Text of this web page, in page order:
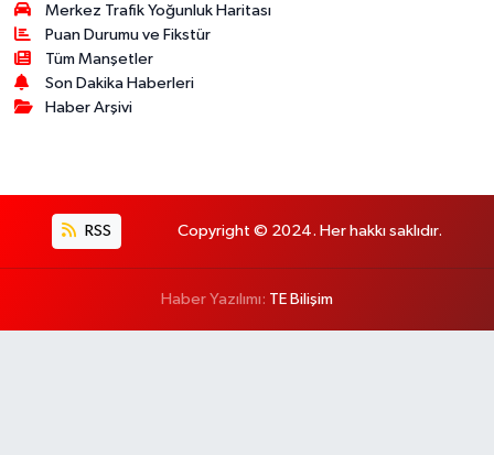
Merkez Trafik Yoğunluk Haritası
Puan Durumu ve Fikstür
Tüm Manşetler
Son Dakika Haberleri
Haber Arşivi
RSS Copyright © 2024. Her hakkı saklıdır.
Haber Yazılımı: TE Bilişim